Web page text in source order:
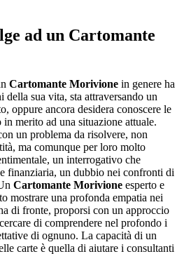
ad un Cartomante
Cartomante Morivione in genere ha
della sua vita, sta attraversando un
oppure ancora desidera conoscere le
merito ad una situazione attuale.
un problema da risolvere, non
ma comunque per loro molto
un interrogativo che
finanziaria, un dubbio nei confronti di
Cartomante Morivione esperto e
mostrare una profonda empatia nei
di fronte, proporsi con un approccio
di comprendere nel profondo i
di ognuno. La capacità di un
carte è quella di aiutare i consultanti